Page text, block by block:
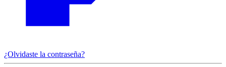
¿Olvidaste la contraseña?